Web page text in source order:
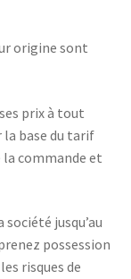
origine sont
prix à tout
base du tarif
commande et
jusqu’au
possession
risques de